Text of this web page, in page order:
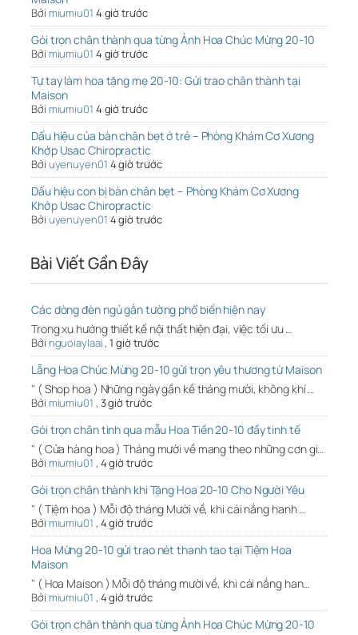
Bởi miumiu01 4 giờ trước
Gói trọn chân thành qua từng Ảnh Hoa Chúc Mừng 20-10
Bởi miumiu01 4 giờ trước
Tự tay làm hoa tặng mẹ 20-10: Gửi trao chân thành tại
Maison
Bởi miumiu01 4 giờ trước
Dấu hiệu của bàn chân bẹt ở trẻ – Phòng Khám Cơ Xương
Khớp Usac Chiropractic
Bởi uyenuyen01 4 giờ trước
Dấu hiệu con bị bàn chân bẹt – Phòng Khám Cơ Xương
Khớp Usac Chiropractic
Bởi uyenuyen01 4 giờ trước
Bài Viết Gần Đây
Các dòng đèn ngủ gắn tường phổ biến hiện nay
Trong xu hướng thiết kế nội thất hiện đại, việc tối ưu …
Bởi nguoiaylaai,1 giờ trước
Lẵng Hoa Chúc Mừng 20-10 gửi trọn yêu thương từ Maison
" ( Shop hoa ) Những ngày gần kề tháng mười, không khí …
Bởi miumiu01 , 3 giờ trước
Gói trọn chân tình qua mẫu Hoa Tiền 20-10 đầy tinh tế
" ( Cửa hàng hoa ) Tháng mười về mang theo những cơn gi…
Bởi miumiu01 , 4 giờ trước
Gói trọn chân thành khi Tặng Hoa 20-10 Cho Người Yêu
" ( Tiệm hoa ) Mỗi độ tháng Mười về, khi cái nắng hanh …
Bởi miumiu01 , 4 giờ trước
Hoa Mừng 20-10 gửi trao nét thanh tao tại Tiệm Hoa
Maison
" ( Hoa Maison ) Mỗi độ tháng mười về, khi cái nắng han…
Bởi miumiu01 , 4 giờ trước
Gói trọn chân thành qua từng Ảnh Hoa Chúc Mừng 20-10